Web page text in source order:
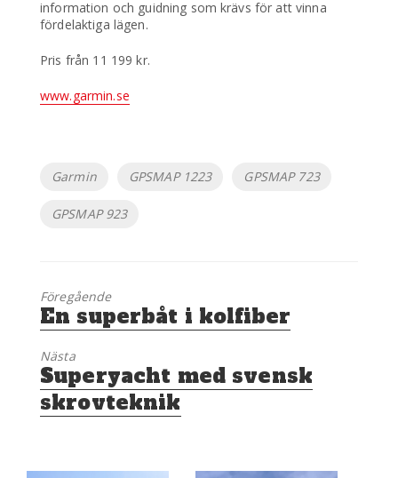
information och guidning som krävs för att vinna
fördelaktiga lägen.
Pris från 11 199 kr.
www.garmin.se
Etiketter
Garmin GPSMAP 1223 GPSMAP 723
GPSMAP 923
Föregående
Föregående
inlägg:
En superbåt i kolfiber
Nästa
Nästa
inlägg:
Superyacht med svensk
skrovteknik